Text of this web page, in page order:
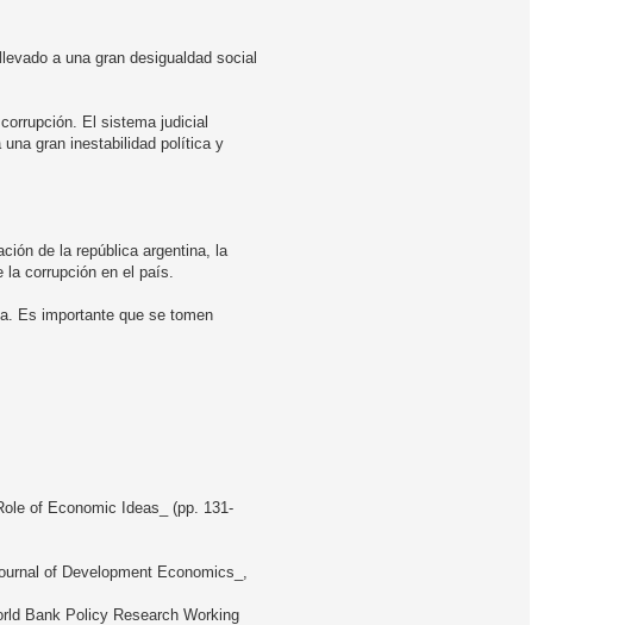
a una gran desigualdad social
El sistema judicial
gran inestabilidad política y
de la república argentina, la
la corrupción en el país.
Es importante que se tomen
of Economic Ideas_ (pp. 131-
of Development Economics_,
Bank Policy Research Working